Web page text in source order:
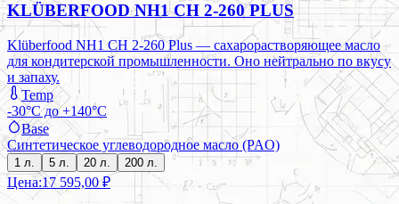
KLÜBERFOOD NH1 CH 2-260 PLUS
Klüberfood NH1 CH 2-260 Plus — сахарорастворяющее масло
для кондитерской промышленности. Оно нейтрально по вкусу
и запаху.
Temp
-30°C до +140°C
Base
Синтетическое углеводородное масло (PAO)
1 л. 5 л. 20 л. 200 л.
Цена:17 595,00 ₽